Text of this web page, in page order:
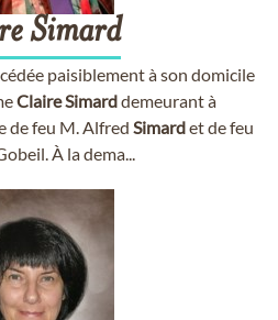
Simard
paisiblement à son domicile
ClaireSimarddemeurant à
de feu M. Alfred Simardet de feu
À la dema...